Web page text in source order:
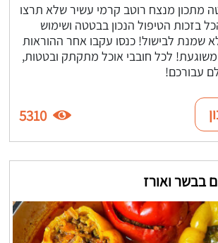
מתכון מנצח רוטב קרמי עשיר שלא תרצו
בזכות הטיפול הנכון בבטטה ושימוש
שמנת לבישול! כנסו עקבו אחר ההוראות
לכל חובבי אוכל מתקתק ובטטות,
עבורכם!
5310
בבשר ואורז